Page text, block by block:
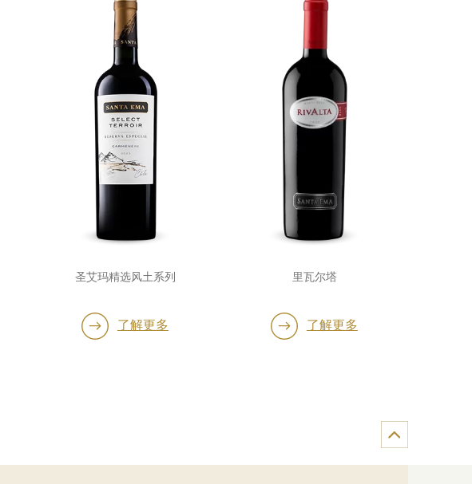
圣艾玛精选风土系列
了解更多
里瓦尔塔
了解更多